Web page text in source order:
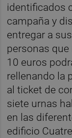
identificados
campaña y
entregar a
personas
10 euros
rellenando la
al ticket de
siete urnas
en las
edificio